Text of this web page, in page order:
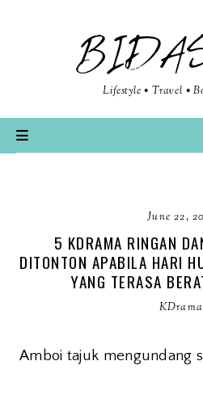
Lifestyle • Travel •
June 22,
5 KDRAMA RINGAN
DITONTON APABILA HARI
YANG TERASA
KDrama
Amboi tajuk mengundang